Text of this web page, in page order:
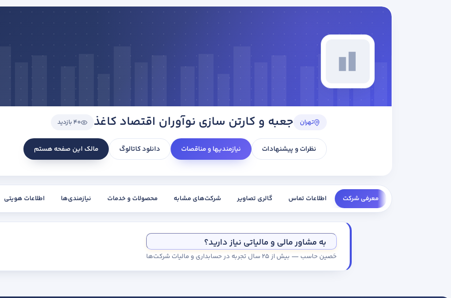
تهران جعبه و کارتن سازی نوآوران اقتصاد کاغذ 40 بازدید
نظرات و پیشنهادات نیازمندیها و مناقصات دانلود کاتالوگ مالک این صفحه هستم
معرفی شرکت اطلاعات تماس گالری تصاویر شرکت‌های مشابه محصولات و خدمات نیازمندی‌ها اطلاعات هویتی
به مشاور مالی و مالیاتی نیاز دارید؟
حَصین حاسب — بیش از ۲۵ سال تجربه در حسابداری و مالیات شرکت‌ها